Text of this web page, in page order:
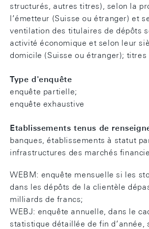
structurés, autres titres), selon la
l’émetteur (Suisse ou étranger) et
ventilation des titulaires de dépôts
activité économique et selon leur
domicile (Suisse ou étranger); titres
Type d'enquête
enquête partielle;
enquête exhaustive
Etablissements tenus de
banques, établissements à statut
infrastructures des marchés
WEBM: enquête mensuelle si les
dans les dépôts de la clientèle
milliards de francs;
WEBJ: enquête annuelle, dans le
statistique détaillée de fin d’année,